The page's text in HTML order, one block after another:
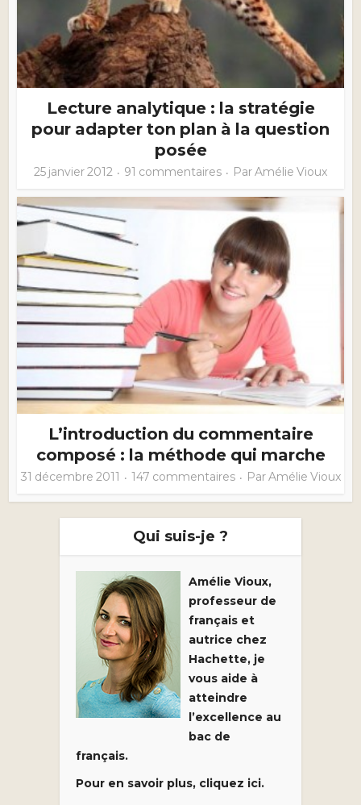
Lecture analytique : la stratégie
pour adapter ton plan à la question
posée
25 janvier 2012 91 commentaires ParAmélie Vioux
L’introduction du commentaire
composé : la méthode qui marche
31 décembre 2011 147 commentaires ParAmélie Vioux
Qui suis-je ?
Amélie Vioux,
professeur de
français et
autrice chez
Hachette, je
vous aide à
atteindre
l’excellence au
bac de
français.
Pour en savoir plus, cliquez ici.